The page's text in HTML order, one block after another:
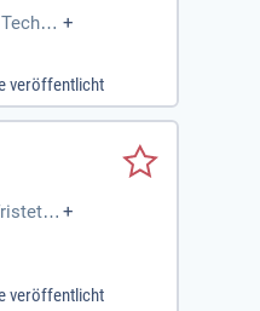
+
veröffentlicht
a
einem
+
veröffentlicht